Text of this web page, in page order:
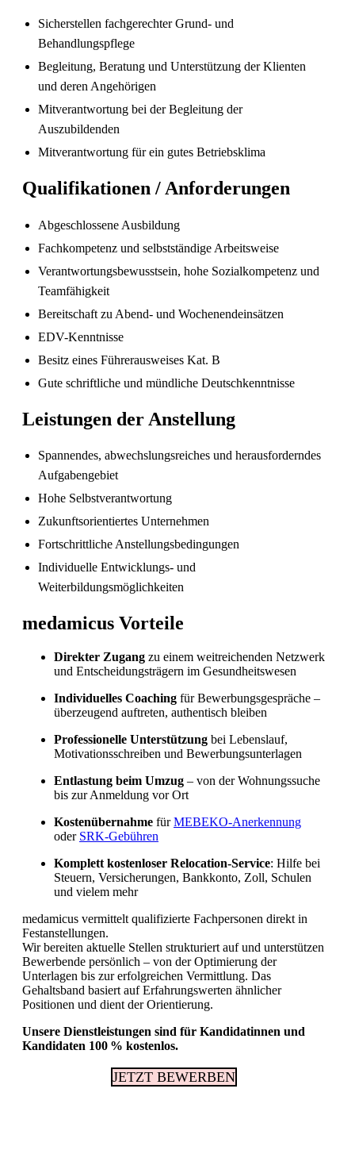
Arbeitsbedingungen in der Pflege in der
Gehalt
Die gefragtesten Gesundheitsberufe in der
Schweiz im Jahr 2026
Sind in Deutschland ausgebildete
Pflegefachpersonen in der Schweiz bevorzugt?
Fachkräftemangel in Gesundheitsberufen 2026
in der Schweiz: Herausforderungen und
Chancen
Sicherstellen fachgerechter Grund- und
Behandlungspflege
Begleitung, Beratung und Unterstützung der Klienten
und deren Angehörigen
Mitverantwortung bei der Begleitung der
Auszubildenden
Mitverantwortung für ein gutes Betriebsklima
Qualifikationen / Anforderungen
Abgeschlossene Ausbildung
Fachkompetenz und selbstständige Arbeitsweise
Verantwortungsbewusstsein, hohe Sozialkompetenz und
Teamfähigkeit
Bereitschaft zu Abend- und Wochenendeinsätzen
EDV-Kenntnisse
Besitz eines Führerausweises Kat. B
Gute schriftliche und mündliche Deutschkenntnisse
Leistungen der Anstellung
Spannendes, abwechslungsreiches und herausforderndes
Aufgabengebiet
Hohe Selbstverantwortung
Zukunftsorientiertes Unternehmen
Fortschrittliche Anstellungsbedingungen
Individuelle Entwicklungs- und
Weiterbildungsmöglichkeiten
medamicus Vorteile
Direkter Zugang zu einem weitreichenden Netzwerk
und Entscheidungsträgern im Gesundheitswesen
Individuelles Coaching für Bewerbungsgespräche –
überzeugend auftreten, authentisch bleiben
Professionelle Unterstützung bei Lebenslauf,
Motivationsschreiben und Bewerbungsunterlagen
Entlastung beim Umzug – von der Wohnungssuche
bis zur Anmeldung vor Ort
Kostenübernahme fürMEBEKO-Anerkennung
oder SRK-Gebühren
Komplett kostenloser Relocation-Service: Hilfe bei
Steuern, Versicherungen, Bankkonto, Zoll, Schulen
und vielem mehr
medamicus vermittelt qualifizierte Fachpersonen direkt in
Festanstellungen.
Wir bereiten aktuelle Stellen strukturiert auf und unterstützen
Bewerbende persönlich – von der Optimierung der
Unterlagen bis zur erfolgreichen Vermittlung. Das
Gehaltsband basiert auf Erfahrungswerten ähnlicher
Positionen und dient der Orientierung.
Unsere Dienstleistungen sind für Kandidatinnen und
Kandidaten 100 % kostenlos.
JETZT BEWERBEN